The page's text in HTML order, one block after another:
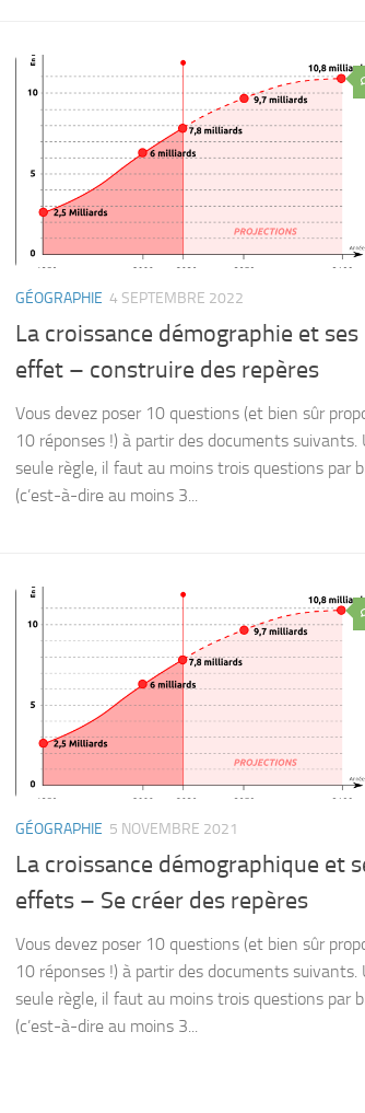
GÉOGRAPHIE 4 SEPTEMBRE 2022
La croissance démographie et ses
effet – construire des repères
Vous devez poser 10 questions (et bien sûr
10 réponses !) à partir des documents suivants.
seule règle, il faut au moins trois questions par
(c’est-à-dire au moins 3...
GÉOGRAPHIE 5 NOVEMBRE 2021
La croissance démographique et
effets – Se créer des repères
Vous devez poser 10 questions (et bien sûr
10 réponses !) à partir des documents suivants.
seule règle, il faut au moins trois questions par
(c’est-à-dire au moins 3...